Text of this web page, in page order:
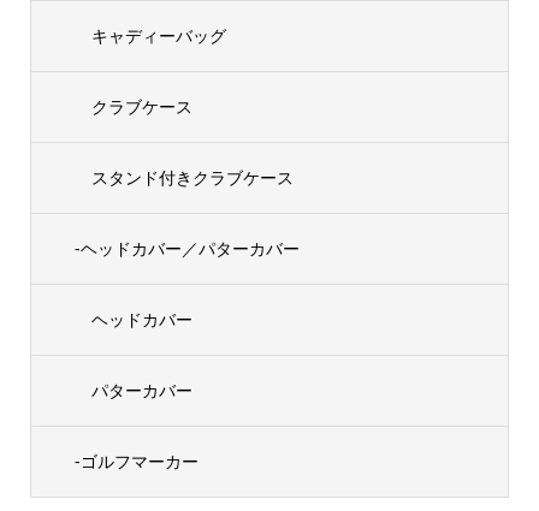
キャディーバッグ
クラブケース
スタンド付きクラブケース
-ヘッドカバー／パターカバー
ヘッドカバー
パターカバー
-ゴルフマーカー